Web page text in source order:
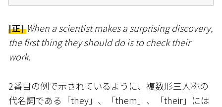
[正]When a scientist makes a surprising discovery,
the first thing they should do is to check their
work.
2番目の例で示されているように、複数形三人称の
代名詞である「they」、「them」、「their」には